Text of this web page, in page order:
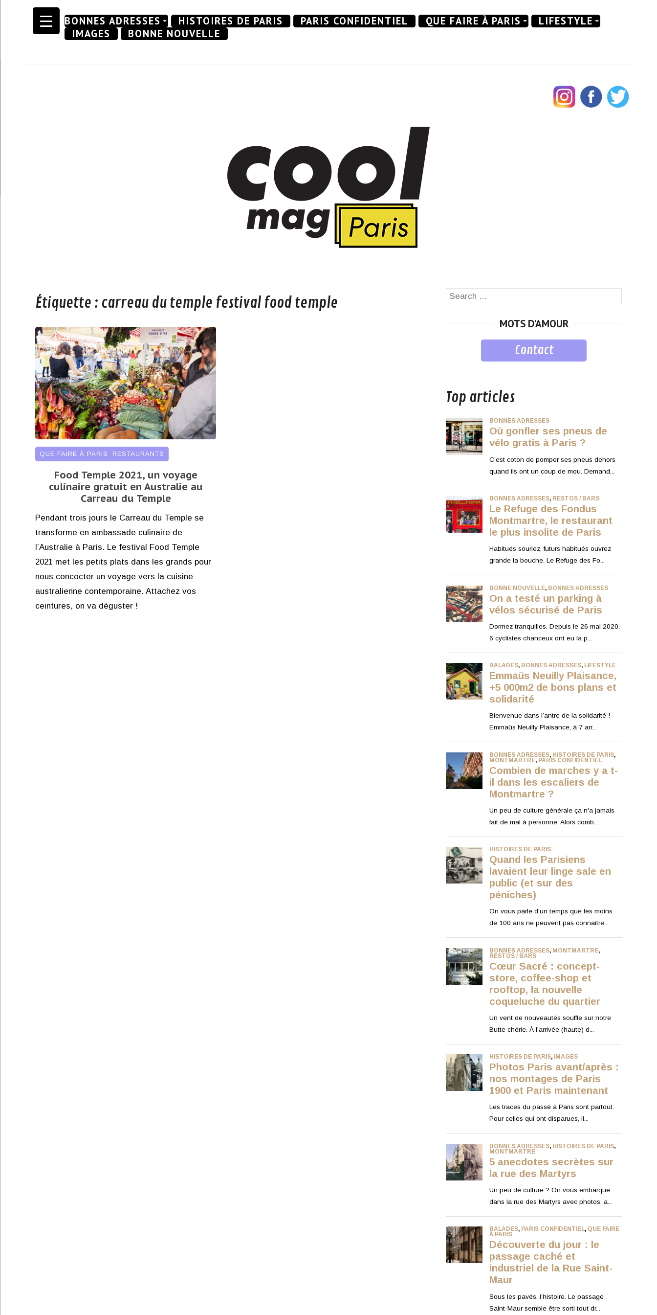
Skip
BONNES ADRESSES HISTOIRES DE PARIS PARIS CONFIDENTIEL QUE FAIRE À PARIS
LIFESTYLE
IMAGES
BONNE NOUVELLE
Étiquette : carreau du temple festival food temple
QUE FAIRE À PARIS RESTAURANTS
Food Temple 2021, un voyage
culinaire gratuit en Australie au
Carreau du Temple
Pendant trois jours le Carreau du Temple se
transforme en ambassade culinaire de
l’Australie à Paris. Le festival Food Temple
2021 met les petits plats dans les grands pour
nous concocter un voyage vers la cuisine
australienne contemporaine. Attachez vos
ceintures, on va déguster !
Search
MOTS D’AMOUR
Contact
Top articles